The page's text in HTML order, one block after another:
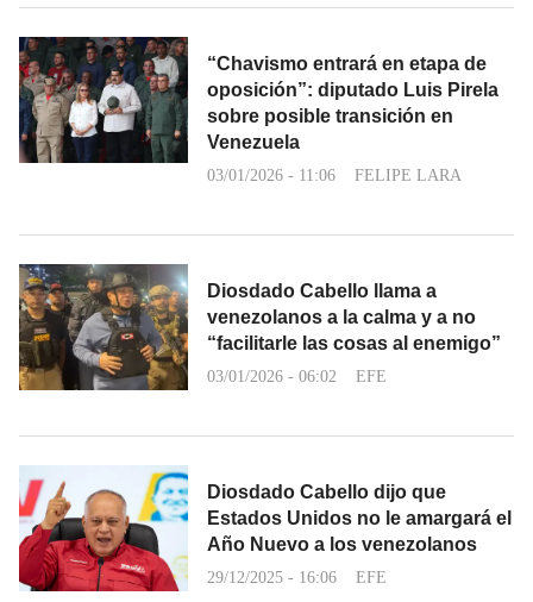
“Chavismo entrará en etapa de
oposición”: diputado Luis Pirela
sobre posible transición en
Venezuela
03/01/2026 - 11:06 FELIPE LARA
Diosdado Cabello llama a
venezolanos a la calma y a no
“facilitarle las cosas al enemigo”
03/01/2026 - 06:02 EFE
Diosdado Cabello dijo que
Estados Unidos no le amargará el
Año Nuevo a los venezolanos
29/12/2025 - 16:06 EFE